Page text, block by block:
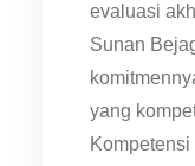
evaluasi
Sunan
yang